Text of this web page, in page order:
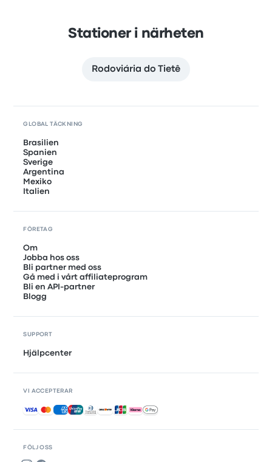
Stationer i närheten
Rodoviária do Tietê
FÖLJ OSS
GLOBAL TÄCKNING
Brasilien
Spanien
Sverige
Argentina
Mexiko
Italien
FÖRETAG
Om
Jobba hos oss
Bli partner med oss
Gå med i vårt affiliateprogram
Bli en API-partner
Blogg
SUPPORT
Hjälpcenter
VI ACCEPTERAR
Accepterade betalningar